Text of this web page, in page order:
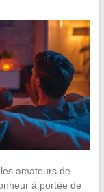
amateurs de
à portée de